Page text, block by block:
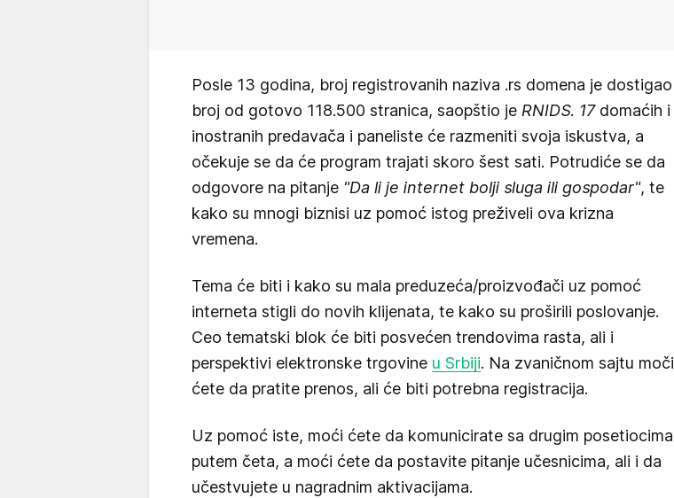
Posle 13 godina, broj registrovanih naziva .rs domena je dostigao
broj od gotovo 118.500 stranica, saopštio je RNIDS. 17 domaćih i
inostranih predavača i paneliste će razmeniti svoja iskustva, a
očekuje se da će program trajati skoro šest sati. Potrudiće se da
odgovore na pitanje "Da li je internet bolji sluga ili gospodar", te
kako su mnogi biznisi uz pomoć istog preživeli ova krizna
vremena.
Tema će biti i kako su mala preduzeća/proizvođači uz pomoć
interneta stigli do novih klijenata, te kako su proširili poslovanje.
Ceo tematski blok će biti posvećen trendovima rasta, ali i
perspektivi elektronske trgovine u Srbiji. Na zvaničnom sajtu moči
ćete da pratite prenos, ali će biti potrebna registracija.
Uz pomoć iste, moći ćete da komunicirate sa drugim posetiocima
putem četa, a moći ćete da postavite pitanje učesnicima, ali i da
učestvujete u nagradnim aktivacijama.